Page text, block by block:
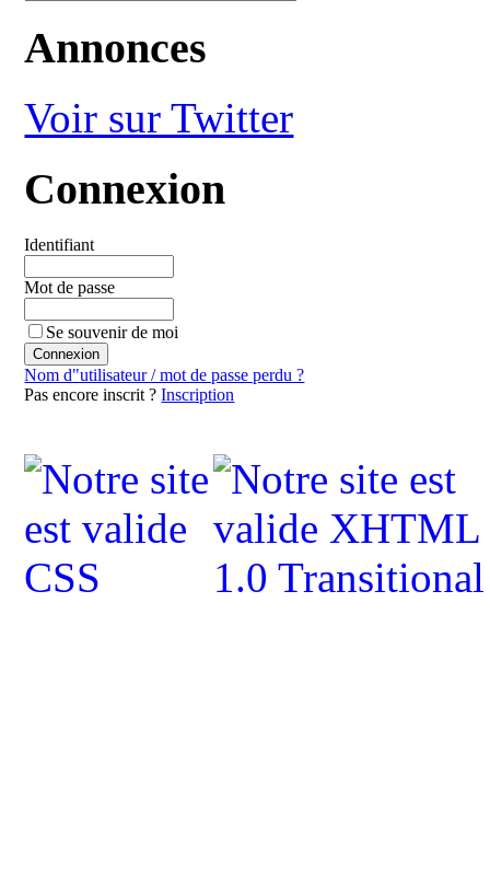
Annonces
Voir sur Twitter
Connexion
Identifiant
Mot de passe
Se souvenir de moi
Nom d"utilisateur / mot de passe perdu ?
Pas encore inscrit ?Inscription